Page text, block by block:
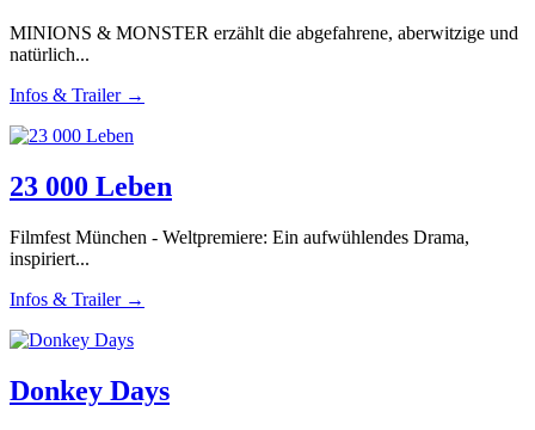
MINIONS & MONSTER erzählt die abgefahrene, aberwitzige und
natürlich...
Infos & Trailer →
23 000 Leben
Filmfest München - Weltpremiere: Ein aufwühlendes Drama,
inspiriert...
Infos & Trailer →
Donkey Days